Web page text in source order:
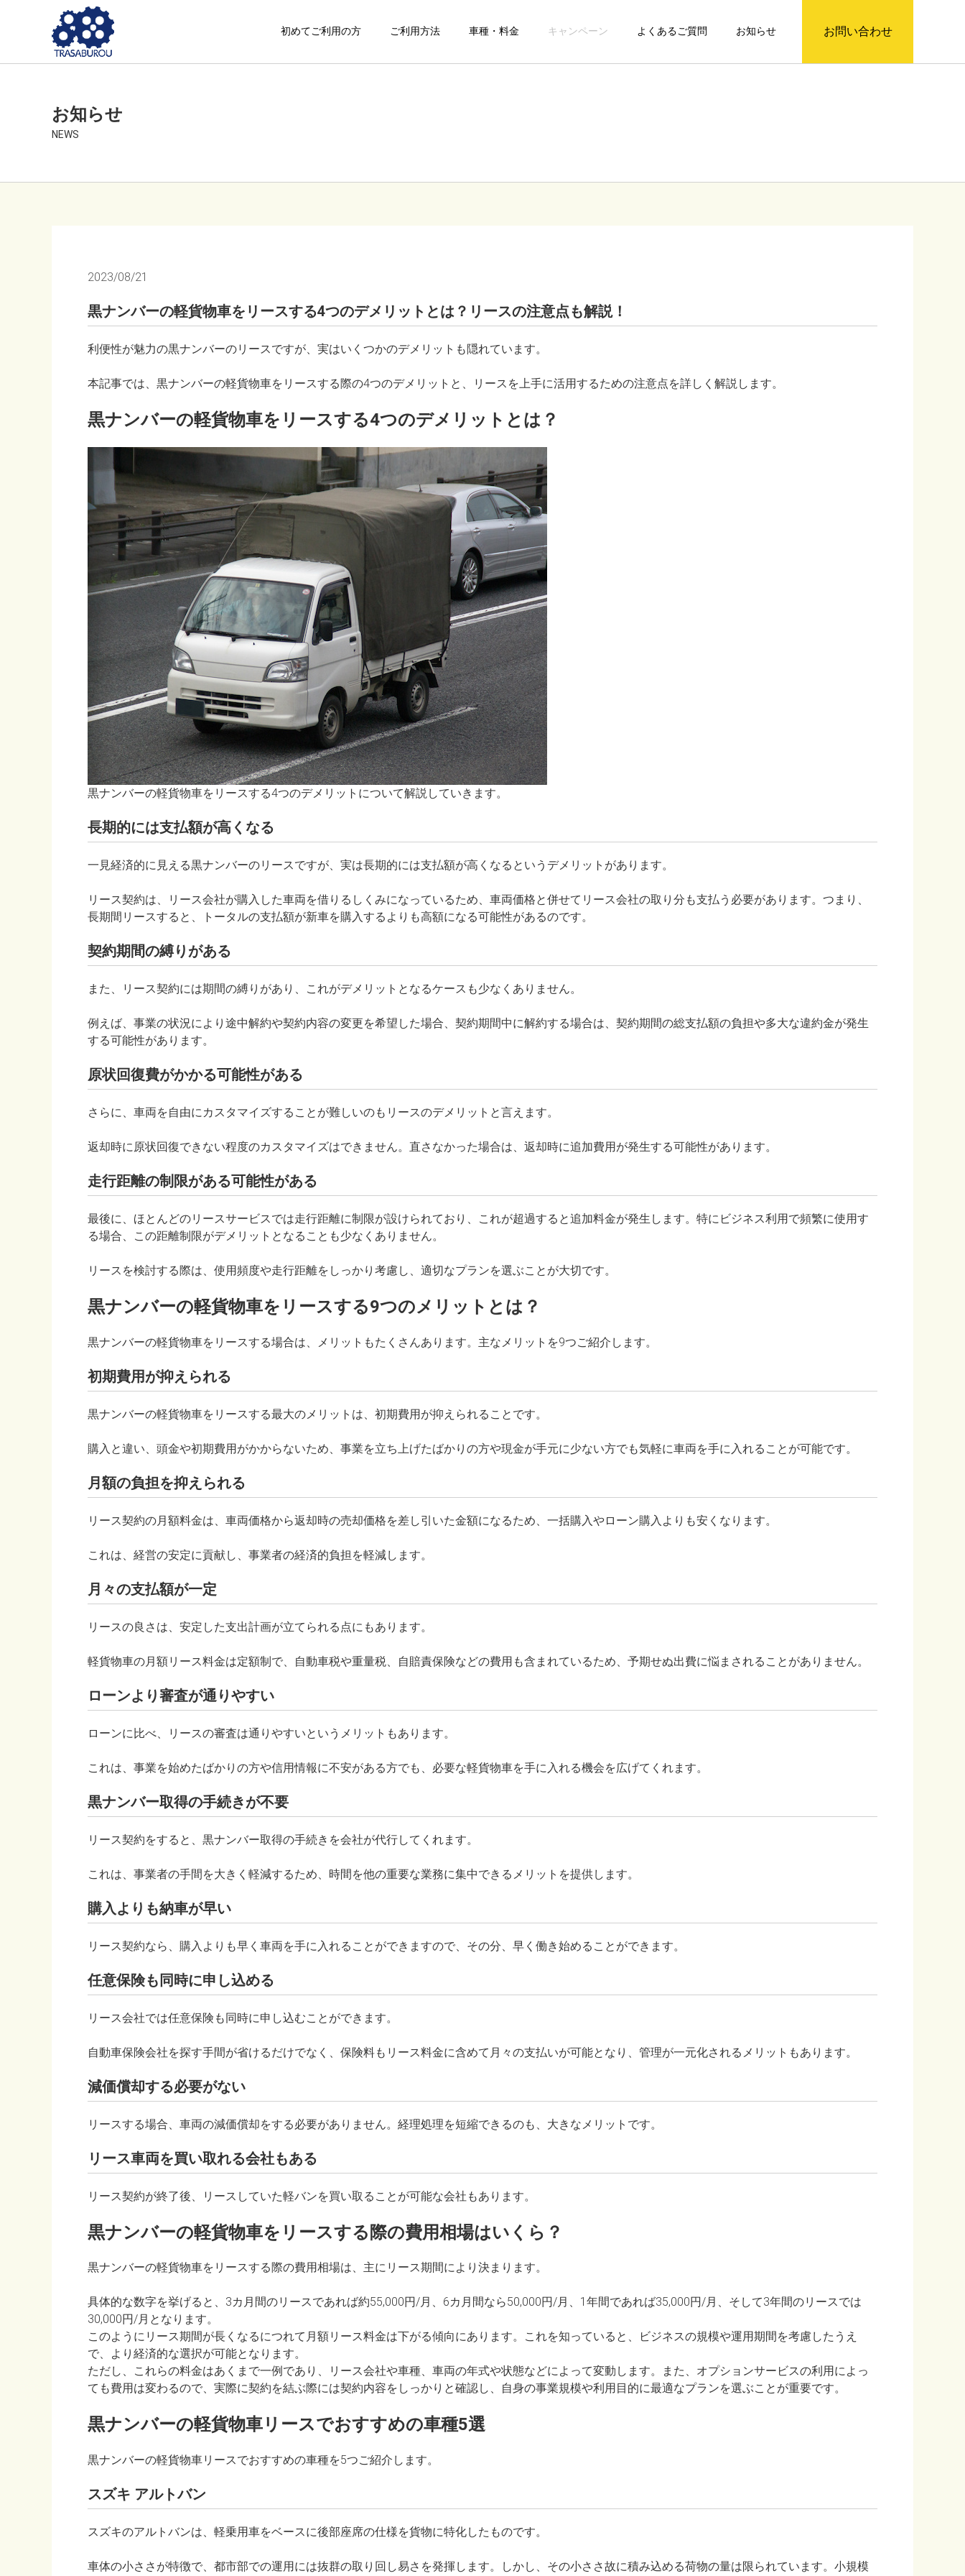
初めてご利用の方 ご利用方法 車種・料金 キャンペーン よくあるご質問 お知らせ お問い合わせ
お知らせ
NEWS
2023/08/21
黒ナンバーの軽貨物車をリースする4つのデメリットとは？リースの注意点も解説！
利便性が魅力の黒ナンバーのリースですが、実はいくつかのデメリットも隠れています。
本記事では、黒ナンバーの軽貨物車をリースする際の4つのデメリットと、リースを上手に活用するための注意点を詳しく解説します。
黒ナンバーの軽貨物車をリースする4つのデメリットとは？
黒ナンバーの軽貨物車をリースする4つのデメリットについて解説していきます。
長期的には支払額が高くなる
一見経済的に見える黒ナンバーのリースですが、実は長期的には支払額が高くなるというデメリットがあります。
リース契約は、リース会社が購入した車両を借りるしくみになっているため、車両価格と併せてリース会社の取り分も支払う必要があります。つまり、
長期間リースすると、トータルの支払額が新車を購入するよりも高額になる可能性があるのです。
契約期間の縛りがある
また、リース契約には期間の縛りがあり、これがデメリットとなるケースも少なくありません。
例えば、事業の状況により途中解約や契約内容の変更を希望した場合、契約期間中に解約する場合は、契約期間の総支払額の負担や多大な違約金が発生
する可能性があります。
原状回復費がかかる可能性がある
さらに、車両を自由にカスタマイズすることが難しいのもリースのデメリットと言えます。
返却時に原状回復できない程度のカスタマイズはできません。直さなかった場合は、返却時に追加費用が発生する可能性があります。
走行距離の制限がある可能性がある
最後に、ほとんどのリースサービスでは走行距離に制限が設けられており、これが超過すると追加料金が発生します。特にビジネス利用で頻繁に使用す
る場合、この距離制限がデメリットとなることも少なくありません。
リースを検討する際は、使用頻度や走行距離をしっかり考慮し、適切なプランを選ぶことが大切です。
黒ナンバーの軽貨物車をリースする9つのメリットとは？
黒ナンバーの軽貨物車をリースする場合は、メリットもたくさんあります。主なメリットを9つご紹介します。
初期費用が抑えられる
黒ナンバーの軽貨物車をリースする最大のメリットは、初期費用が抑えられることです。
購入と違い、頭金や初期費用がかからないため、事業を立ち上げたばかりの方や現金が手元に少ない方でも気軽に車両を手に入れることが可能です。
月額の負担を抑えられる
リース契約の月額料金は、車両価格から返却時の売却価格を差し引いた金額になるため、一括購入やローン購入よりも安くなります。
これは、経営の安定に貢献し、事業者の経済的負担を軽減します。
月々の支払額が一定
リースの良さは、安定した支出計画が立てられる点にもあります。
軽貨物車の月額リース料金は定額制で、自動車税や重量税、自賠責保険などの費用も含まれているため、予期せぬ出費に悩まされることがありません。
ローンより審査が通りやすい
ローンに比べ、リースの審査は通りやすいというメリットもあります。
これは、事業を始めたばかりの方や信用情報に不安がある方でも、必要な軽貨物車を手に入れる機会を広げてくれます。
黒ナンバー取得の手続きが不要
リース契約をすると、黒ナンバー取得の手続きを会社が代行してくれます。
これは、事業者の手間を大きく軽減するため、時間を他の重要な業務に集中できるメリットを提供します。
購入よりも納車が早い
リース契約なら、購入よりも早く車両を手に入れることができますので、その分、早く働き始めることができます。
任意保険も同時に申し込める
リース会社では任意保険も同時に申し込むことができます。
自動車保険会社を探す手間が省けるだけでなく、保険料もリース料金に含めて月々の支払いが可能となり、管理が一元化されるメリットもあります。
減価償却する必要がない
リースする場合、車両の減価償却をする必要がありません。経理処理を短縮できるのも、大きなメリットです。
リース車両を買い取れる会社もある
リース契約が終了後、リースしていた軽バンを買い取ることが可能な会社もあります。
黒ナンバーの軽貨物車をリースする際の費用相場はいくら？
黒ナンバーの軽貨物車をリースする際の費用相場は、主にリース期間により決まります。
具体的な数字を挙げると、3カ月間のリースであれば約55,000円/月、6カ月間なら50,000円/月、1年間であれば35,000円/月、そして3年間のリースでは
30,000円/月となります。
このようにリース期間が長くなるにつれて月額リース料金は下がる傾向にあります。これを知っていると、ビジネスの規模や運用期間を考慮したうえ
で、より経済的な選択が可能となります。
ただし、これらの料金はあくまで一例であり、リース会社や車種、車両の年式や状態などによって変動します。また、オプションサービスの利用によっ
ても費用は変わるので、実際に契約を結ぶ際には契約内容をしっかりと確認し、自身の事業規模や利用目的に最適なプランを選ぶことが重要です。
黒ナンバーの軽貨物車リースでおすすめの車種5選
黒ナンバーの軽貨物車リースでおすすめの車種を5つご紹介します。
スズキ アルトバン
スズキのアルトバンは、軽乗用車をベースに後部座席の仕様を貨物に特化したものです。
車体の小ささが特徴で、都市部での運用には抜群の取り回し易さを発揮します。しかし、その小ささ故に積み込める荷物の量は限られています。小規模